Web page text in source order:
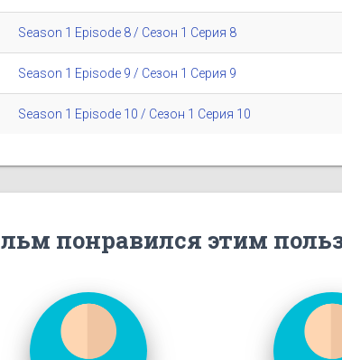
Season 1 Episode 8 / Сезон 1 Серия 8
Season 1 Episode 9 / Сезон 1 Серия 9
Season 1 Episode 10 / Сезон 1 Серия 10
понравился этим